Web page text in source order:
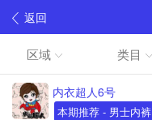
返回
区域 类目
内衣超人6号
本期推荐 - 男士内裤